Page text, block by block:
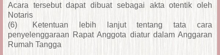
Acara tersebut dapat dibuat sebagai akta otentik oleh
Notaris
(6)
Ketentuan lebih lanjut tentang tata cara
penyelenggaraan Rapat Anggota diatur dalam Anggaran
Rumah Tangga